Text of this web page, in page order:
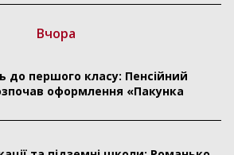
Вчора
до першого класу: Пенсійний
оформлення «Пакунка